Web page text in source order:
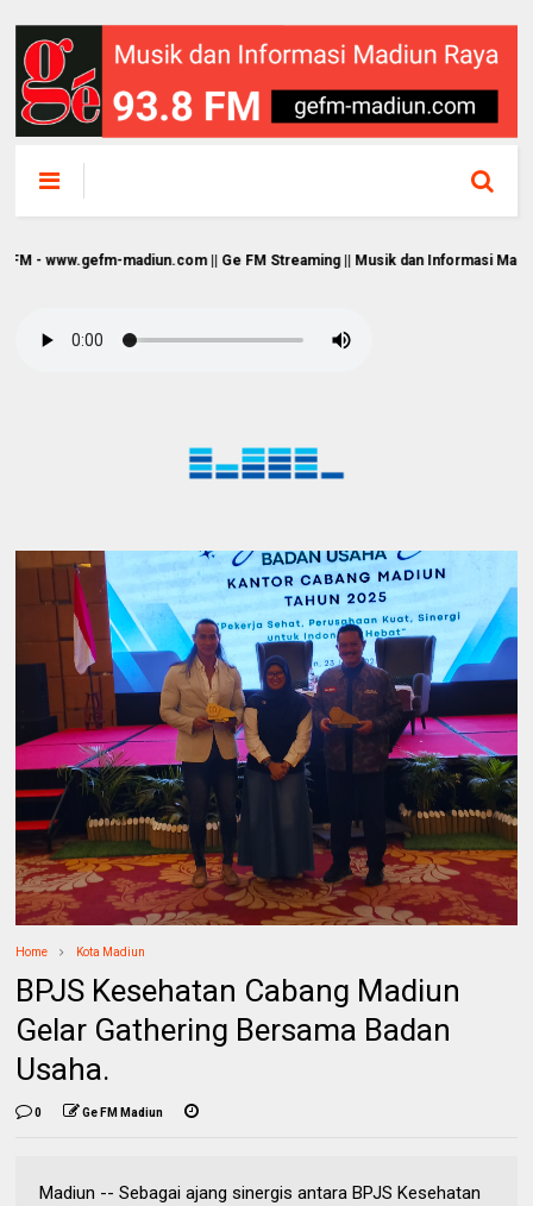
madiun.com || Ge FM Streaming || Musik dan Informasi Madiun Raya
Home Kota Madiun
BPJS Kesehatan Cabang Madiun
Gelar Gathering Bersama Badan
Usaha.
0 Ge FM Madiun
Madiun -- Sebagai ajang sinergis antara BPJS Kesehatan